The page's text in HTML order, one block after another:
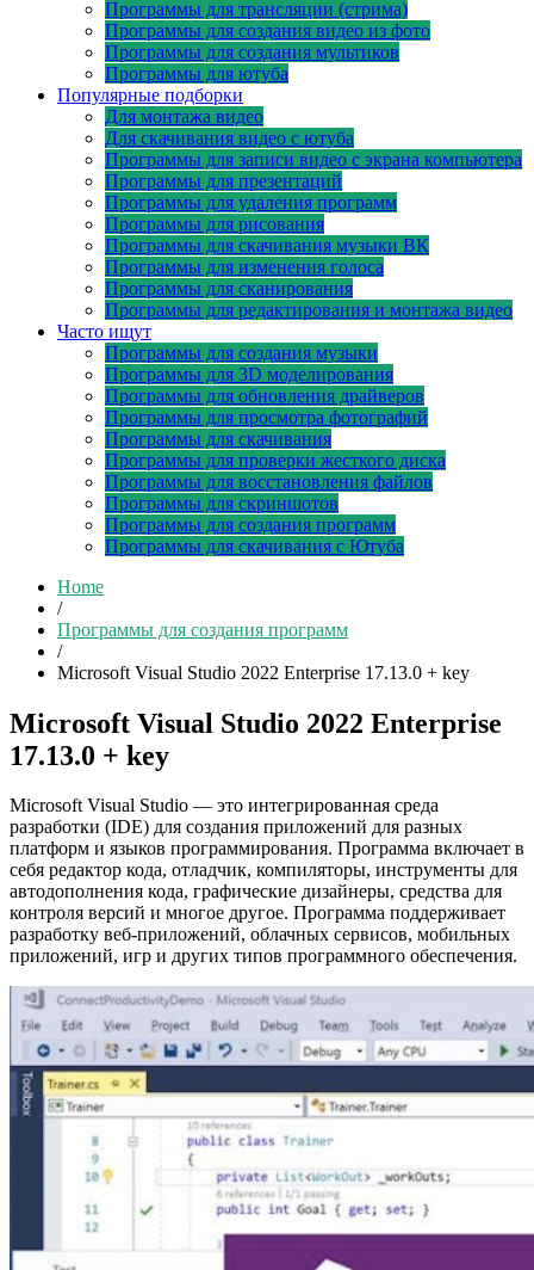
Программы для трансляции (стрима)
Программы для создания видео из фото
Программы для создания мультиков
Программы для ютуба
Популярные подборки
Для монтажа видео
Для скачивания видео с ютуба
Программы для записи видео с экрана компьютера
Программы для презентаций
Программы для удаления программ
Программы для рисования
Программы для скачивания музыки ВК
Программы для изменения голоса
Программы для сканирования
Программы для редактирования и монтажа видео
Часто ищут
Программы для создания музыки
Программы для 3D моделирования
Программы для обновления драйверов
Программы для просмотра фотографий
Программы для скачивания
Программы для проверки жесткого диска
Программы для восстановления файлов
Программы для скриншотов
Программы для создания программ
Программы для скачивания с Ютуба
Home
/
Программы для создания программ
/
Microsoft Visual Studio 2022 Enterprise 17.13.0 + key
Microsoft Visual Studio 2022 Enterprise
17.13.0 + key
Microsoft Visual Studio — это интегрированная среда
разработки (IDE) для создания приложений для разных
платформ и языков программирования. Программа включает в
себя редактор кода, отладчик, компиляторы, инструменты для
автодополнения кода, графические дизайнеры, средства для
контроля версий и многое другое. Программа поддерживает
разработку веб-приложений, облачных сервисов, мобильных
приложений, игр и других типов программного обеспечения.